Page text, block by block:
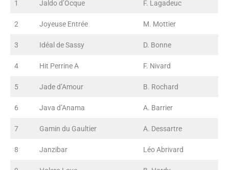
1 Jaldo d’Ocque F. Lagadeuc
2 Joyeuse Entrée M. Mottier
3 Idéal de Sassy D. Bonne
4 Hit Perrine A F. Nivard
5 Jade d’Amour B. Rochard
6 Java d’Anama A. Barrier
7 Gamin du Gaultier A. Dessartre
8 Janzibar Léo Abrivard